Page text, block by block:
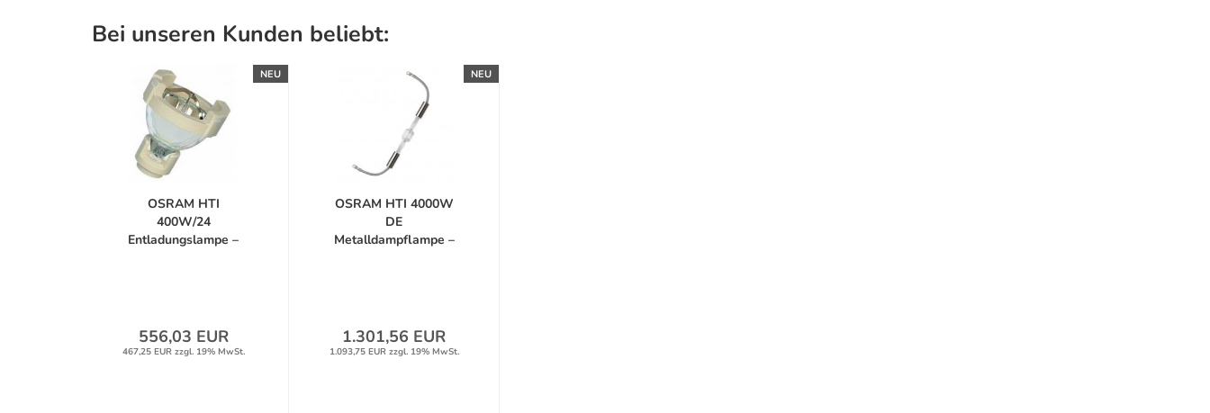
Bei unseren Kunden beliebt:
NEU
OSRAM HTI
400W/24
Entladungslampe –
556,03 EUR
467,25 EUR zzgl. 19% MwSt.
NEU
OSRAM HTI 4000W
DE
Metalldampflampe –
1.301,56 EUR
1.093,75 EUR zzgl. 19% MwSt.